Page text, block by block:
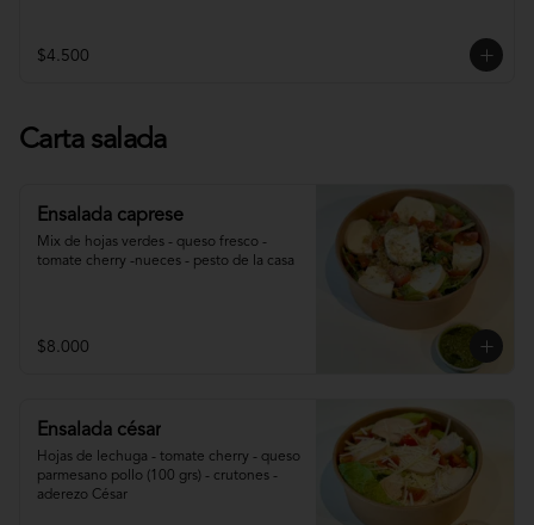
$4.500
Carta salada
Ensalada caprese
Mix de hojas verdes - queso fresco -
tomate cherry -nueces - pesto de la casa
$8.000
Ensalada césar
Hojas de lechuga - tomate cherry - queso
parmesano pollo (100 grs) - crutones -
aderezo César